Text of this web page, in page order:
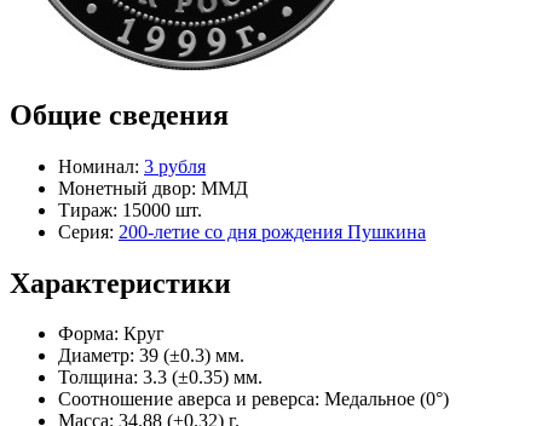
Общие сведения
Номинал: 3 рубля
Монетный двор: ММД
Тираж: 15000 шт.
Серия: 200-летие со дня рождения Пушкина
Характеристики
Форма: Круг
Диаметр: 39 (±0.3) мм.
Толщина: 3.3 (±0.35) мм.
Соотношение аверса и реверса: Медальное (0°)
Масса: 34.88 (±0.32) г.